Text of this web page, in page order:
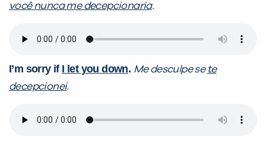
você nuncame decepcionaria.
I’m sorry if I let you down. Me desculpe se te
decepcionei.